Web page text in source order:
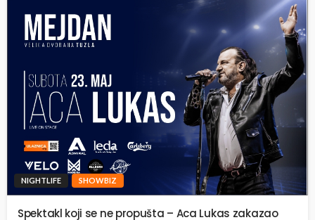
NIGHTLIFE SHOWBIZ
Spektakl koji se ne propušta – Aca Lukas zakazao